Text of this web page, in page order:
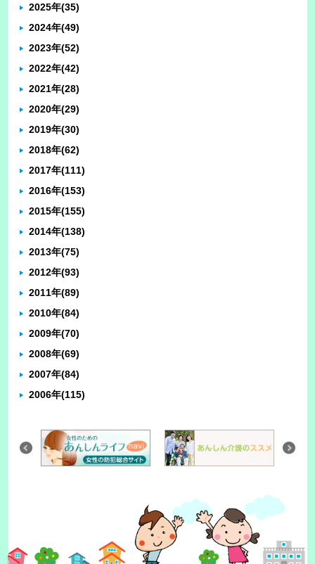
2025年(35)
2024年(49)
2023年(52)
2022年(42)
2021年(28)
2020年(29)
2019年(30)
2018年(62)
2017年(111)
2016年(153)
2015年(155)
2014年(138)
2013年(75)
2012年(93)
2011年(89)
2010年(84)
2009年(70)
2008年(69)
2007年(84)
2006年(115)